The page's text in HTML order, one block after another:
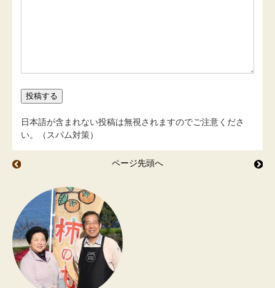
日本語が含まれない投稿は無視されますのでご注意くださ
い。（スパム対策）
ページ先頭へ